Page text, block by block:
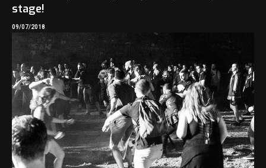
stage!
09/07/2018